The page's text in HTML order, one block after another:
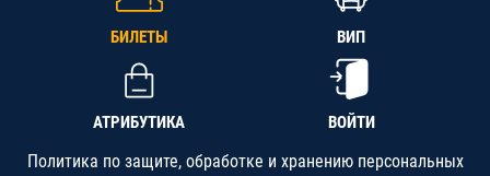
БИЛЕТЫ ВИП
АТРИБУТИКА ВОЙТИ
Политика по защите, обработке и хранению персональных